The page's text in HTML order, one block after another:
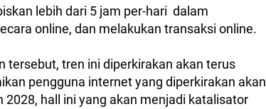
lebih dari 5 jam per-hari dalam
online, dan melakukan transaksi online.
tersebut, tren ini diperkirakan akan terus
pengguna internet yang diperkirakan akan
hall ini yang akan menjadi katalisator